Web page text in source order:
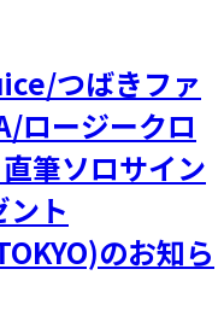
つばきファ
ロージークロ
筆ソロサイン
ト
のお知ら